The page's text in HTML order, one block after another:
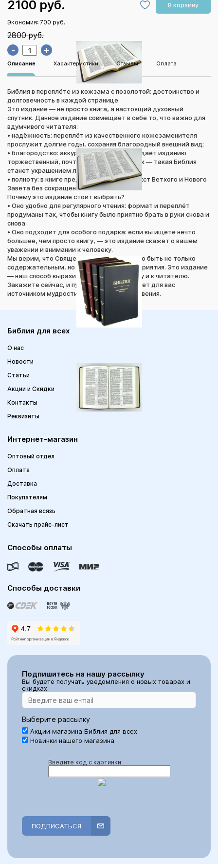
2100 руб. В корзину
Экономия: 700 руб.
2800 руб.
- +
Описание Характеристики Отзывы Оплата
Библия в переплёте из кожзама с позолотой: достоинство и
долговечность в каждой странице
Это издание — не просто книга, а настоящий духовный
спутник. Данное издание совмещает в себе то, что важно для
вдумчивого читателя:
• надёжность: переплёт из качественного кожезаменителя
прослужит долгие годы, сохраняя благородный внешний вид;
• благородство: аккуратная позолота придаёт изданию
торжественный, почти реликвийный облик — такая Библия
станет украшением любой библиотеки;
• полноту: в книге представлен полный текст Ветхого и Нового
Завета без сокращений.
Почему это издание стоит выбрать?
• Оно удобно для регулярного чтения: формат и переплёт
продуманы так, чтобы книгу было приятно брать в руки снова и
снова.
• Оно подходит для особого подарка: если вы ищете нечто
большее, чем просто книгу, — это издание скажет о вашем
уважении и внимании к человеку.
Мы верим, что Священное Писание должно быть не только
содержательным, но и приятным для восприятия. Это издание
— наш способ выразить уважение к тексту и к читателю.
Закажите сейчас, и пусть эта Библия станет для вас
источником мудрости, утешения и вдохновения.
Библия для всех
О нас
Новости
Статьи
Акции и Скидки
Контакты
Реквизиты
Интернет-магазин
Оптовый отдел
Оплата
Доставка
Покупателям
Обратная всязь
Скачать прайс-лист
Способы оплаты
Способы доставки
Подпишитесь на нашу рассылку
Вы будете получать уведомления о новых товарах и
скидках
Выберите рассылку
Акции магазина Библия для всех
Новинки нашего магазина
Введите код с картинки
ПОДПИСАТЬСЯ